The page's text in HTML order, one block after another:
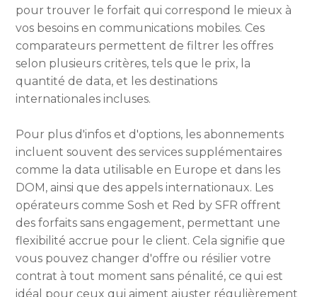
pour trouver le forfait qui correspond le mieux à
vos besoins en communications mobiles. Ces
comparateurs permettent de filtrer les offres
selon plusieurs critères, tels que le prix, la
quantité de data, et les destinations
internationales incluses.
Pour plus d'infos et d'options, les abonnements
incluent souvent des services supplémentaires
comme la data utilisable en Europe et dans les
DOM, ainsi que des appels internationaux. Les
opérateurs comme Sosh et Red by SFR offrent
des forfaits sans engagement, permettant une
flexibilité accrue pour le client. Cela signifie que
vous pouvez changer d'offre ou résilier votre
contrat à tout moment sans pénalité, ce qui est
idéal pour ceux qui aiment ajuster régulièrement